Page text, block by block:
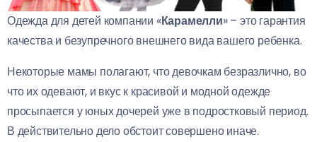
Одежда для детей компании «Карамелли» – это гарантия
качества и безупречного внешнего вида вашего ребенка.
Некоторые мамы полагают, что девочкам безразлично, во
что их одевают, и вкус к красивой и модной одежде
просыпается у юных дочерей уже в подростковый период.
В действительно дело обстоит совершено иначе.